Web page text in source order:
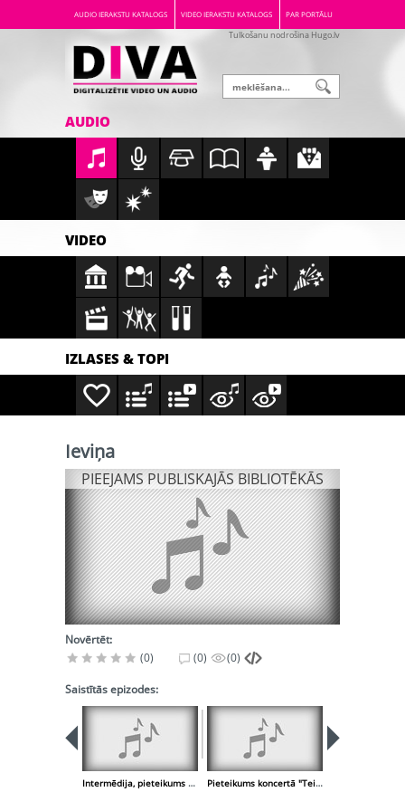
AUDIO IERAKSTU KATALOGS VIDEO IERAKSTU KATALOGS PAR PORTĀLU
Tulkošanu nodrošina Hugo.lv
AUDIO
VIDEO
IZLASES & TOPI
Ieviņa
PIEEJAMS PUBLISKAJĀS BIBLIOTĒKĀS
Novērtēt:
(0)
(0) (0)
Saistītās epizodes:
Intermēdija, pieteikums koncertā "Teiksma par latvieti" Pieteikums koncertā "Teiksma par latvieti"